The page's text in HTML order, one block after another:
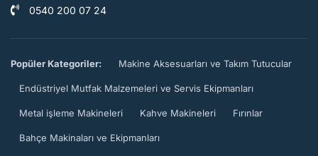
0540 200 07 24
Popüler Kategoriler: Makine Aksesuarları ve Takım Tutucular
Endüstriyel Mutfak Malzemeleri ve Servis Ekipmanları
Metal işleme Makineleri Kahve Makineleri Fırınlar
Bahçe Makinaları ve Ekipmanları